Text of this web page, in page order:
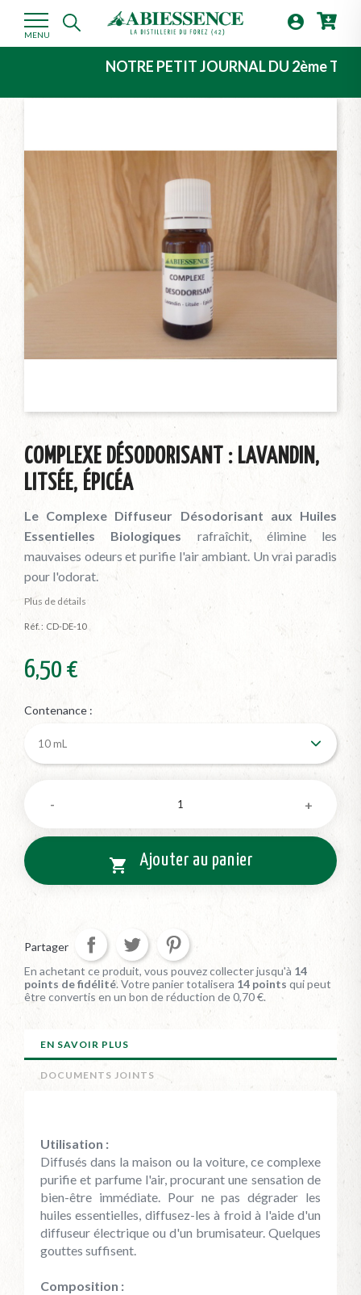
MENU

NOTRE PETIT JOURNAL DU 2ème
COMPLEXE DÉSODORISANT : LAVANDIN,
LITSÉE, ÉPICÉA
Le Complexe Diffuseur Désodorisant aux Huiles
Essentielles Biologiques rafraîchit, élimine les
mauvaises odeurs et purifie l'air ambiant. Un vrai paradis
pour l'odorat.
Plus de détails
Réf. : CD-DE-10
6,50 €
Contenance :
 Ajouter au panier
Partager
En achetant ce produit, vous pouvez collecter jusqu'à 14
points de fidélité. Votre panier totalisera 14 points qui peut
être convertis en un bon de réduction de0,70 €.
EN SAVOIR PLUS
DOCUMENTS JOINTS
Utilisation :
Diffusés dans la maison ou la voiture, ce complexe
purifie et parfume l'air, procurant une sensation de
bien-être immédiate. Pour ne pas dégrader les
huiles essentielles, diffusez-les à froid à l'aide d'un
diffuseur électrique ou d'un brumisateur. Quelques
gouttes suffisent.
Composition :